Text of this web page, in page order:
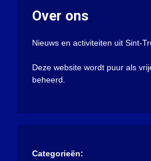
Over ons
Nieuws en activiteiten uit Sint-
Deze website wordt puur als
beheerd.
Categorieën: